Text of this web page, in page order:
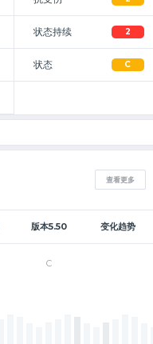
状态持续 2
状态 C
查看更多
版本5.50 变化趋势
C